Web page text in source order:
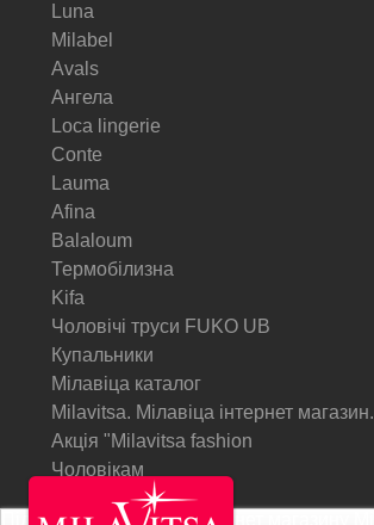
Luna
Milabel
Avals
Ангела
Loca lingerie
Conte
Lauma
Afina
Balaloum
Термобілизна
Kifa
Чоловічі труси FUKO UB
Купальники
Мілавіца каталог
Milavitsa. Мілавіца інтернет магазин.
Акція "Milavitsa fashion
Чоловікам
Підписатися на Акції інтернет магазину